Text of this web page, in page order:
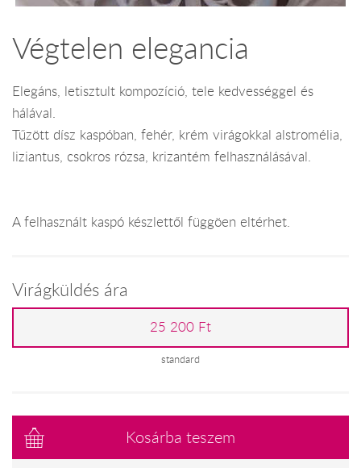
Végtelen elegancia
Elegáns, letisztult kompozíció, tele kedvességgel és
hálával.
Tűzött dísz kaspóban, fehér, krém virágokkal alstromélia,
liziantus, csokros rózsa, krizantém felhasználásával.
A felhasznált kaspó készlettől függöen eltérhet.
Virágküldés ára
25 200 Ft
standard
Kosárba teszem